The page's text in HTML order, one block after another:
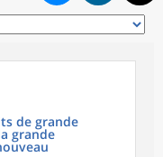
de grande
grande